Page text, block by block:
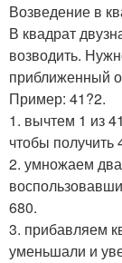
Возведение в
В квадрат
возводить.
приближенный
Пример: 41?2.
1. вычтем 1 из
чтобы получить
2. умножаем
680.
3. прибавляем
уменьшали и